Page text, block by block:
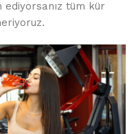
ediyorsanız tüm kür